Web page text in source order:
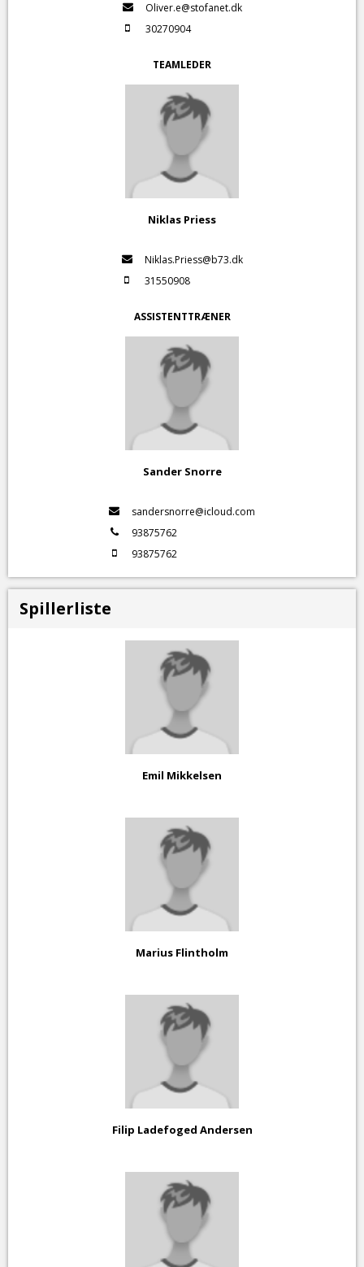
Oliver.e@stofanet.dk
30270904
TEAMLEDER
Niklas Priess
Niklas.Priess@b73.dk
31550908
ASSISTENTTRÆNER
Sander Snorre
sandersnorre@icloud.com
93875762
93875762
Spillerliste
Emil Mikkelsen
Marius Flintholm
Filip Ladefoged Andersen